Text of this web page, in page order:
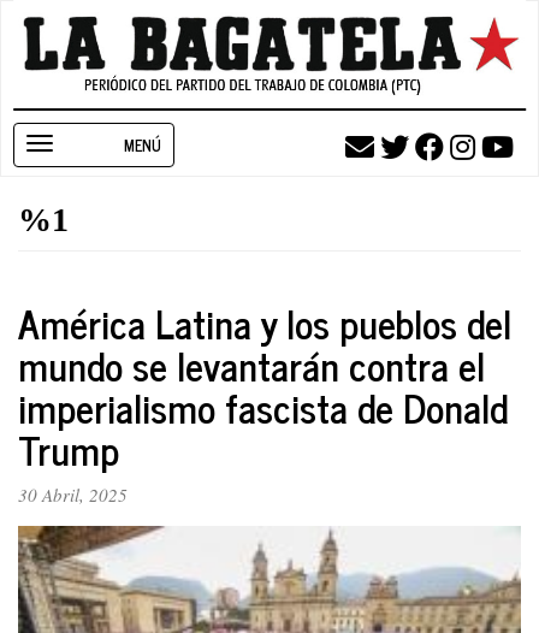
Pasar
contenido
navigation
%1
América Latina y los pueblos del
mundo se levantarán contra el
imperialismo fascista de Donald
Trump
30 Abril, 2025